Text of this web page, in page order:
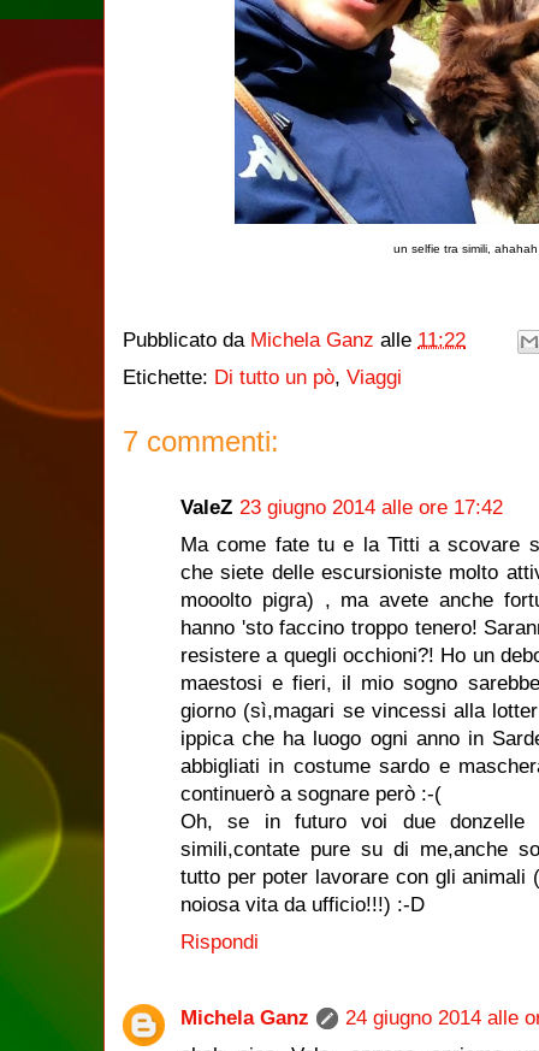
un selfie tra simili, ahahah
Pubblicato da Michela Ganz alle 11:22
Etichette: Di tutto un pò, Viaggi
7 commenti:
ValeZ 23 giugno 2014 alle ore 17:42
Ma come fate tu e la Titti a scovare
che siete delle escursioniste molto
mooolto pigra) , ma avete anche
hanno 'sto faccino troppo tenero!
resistere a quegli occhioni?! Ho un
maestosi e fieri, il mio sogno
giorno (sì,magari se vincessi alla
ippica che ha luogo ogni anno in
abbigliati in costume sardo e
continuerò a sognare però :-(
Oh, se in futuro voi due donzelle
simili,contate pure su di me,anche
tutto per poter lavorare con gli animali
noiosa vita da ufficio!!!) :-D
Rispondi
Michela Ganz
24 giugno 2014 alle